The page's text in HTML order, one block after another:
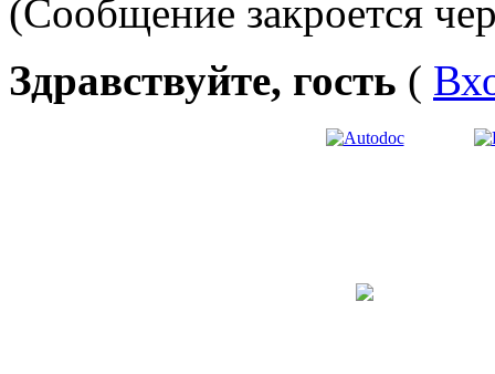
(Сообщение закроется
Здравствуйте, гость (